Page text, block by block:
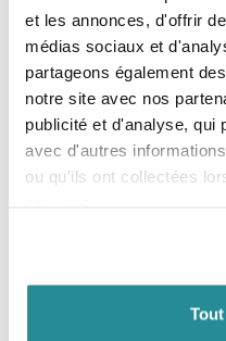
et les annonces, d'offrir
médias sociaux et
partageons également
notre site avec nos
publicité et d'analyse, qui
avec d'autres
ou qu'ils ont collectées
très doux dans les
l’entrée et à la sortie des
s’améliorer avec des
améliorer son profil, ce
équilibrée, fiable et
améliorations en
de l’aile, ce qui donne à
d’attaque jusqu’au bord
plus légère, tout en
bas régime, sa tolérance
l’aile polyvalente de